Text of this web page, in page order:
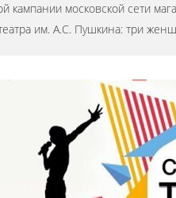
кампании московской сети
им. А.С. Пушкина: три